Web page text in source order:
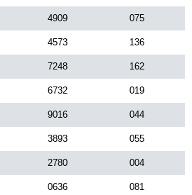
4909 075
4573 136
7248 162
6732 019
9016 044
3893 055
2780 004
0636 081